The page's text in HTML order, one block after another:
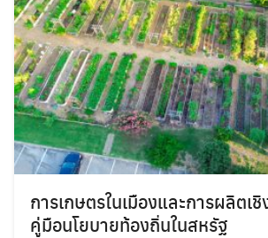
การเกษตรในเมืองและการผลิตเ
คู่มือนโยบายท้องถิ่นในสหรัฐ